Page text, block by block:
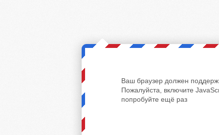
Ваш браузер должен
Пожалуйста, включите
попробуйте ещё раз